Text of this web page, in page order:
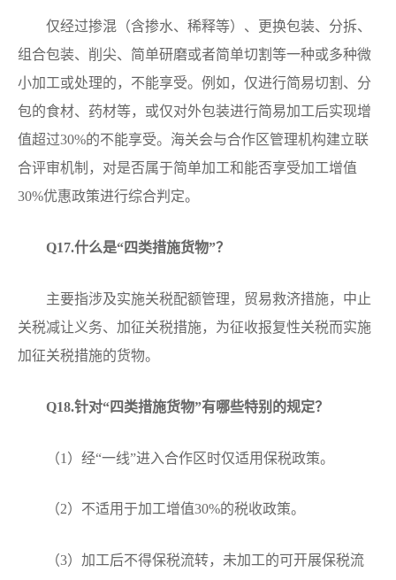
仅经过掺混（含掺水、稀释等）、更换包装、分拆、
组合包装、削尖、简单研磨或者简单切割等一种或多种微
小加工或处理的，不能享受。例如，仅进行简易切割、分
包的食材、药材等，或仅对外包装进行简易加工后实现增
值超过30%的不能享受。海关会与合作区管理机构建立联
合评审机制，对是否属于简单加工和能否享受加工增值
30%优惠政策进行综合判定。
Q17.什么是“四类措施货物”？
主要指涉及实施关税配额管理，贸易救济措施，中止
关税减让义务、加征关税措施，为征收报复性关税而实施
加征关税措施的货物。
Q18.针对“四类措施货物”有哪些特别的规定？
（1）经“一线”进入合作区时仅适用保税政策。
（2）不适用于加工增值30%的税收政策。
（3）加工后不得保税流转，未加工的可开展保税流